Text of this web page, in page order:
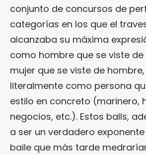
conjunto de concursos de
categorías en los que el
alcanzaba su máxima
como hombre que se viste
mujer que se viste de
literalmente como persona
estilo en concreto (marinero,
negocios, etc.). Estos balls,
a ser un verdadero
baile que más tarde